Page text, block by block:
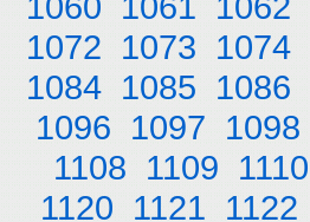
1072 1073 1074
1084 1085 1086
1096 1097 1098
1108 1109 1110
1120 1121 1122